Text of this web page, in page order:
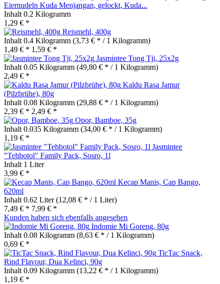
Eiernudeln Kuda Menjangan, gelockt, Kuda...
Inhalt 0.2 Kilogramm
1,29 € *
Reismehl, 400g
Inhalt 0.4 Kilogramm (3,73 € * / 1 Kilogramm)
1,49 € * 1,59 € *
Jasmintee Tong Tji, 25x2g
Inhalt 0.05 Kilogramm (49,80 € * / 1 Kilogramm)
2,49 € *
Kaldu Rasa Jamur
(Pilzbrühe), 80g
Inhalt 0.08 Kilogramm (29,88 € * / 1 Kilogramm)
2,39 € * 2,49 € *
Opor, Bamboe, 35g
Inhalt 0.035 Kilogramm (34,00 € * / 1 Kilogramm)
1,19 € *
Jasmintee
"Tehbotol" Family Pack, Sosro, 1l
Inhalt 1 Liter
3,99 € *
Kecap Manis, Cap Bango,
620ml
Inhalt 0.62 Liter(12,08 € * / 1 Liter)
7,49 € * 7,99 € *
Kunden haben sich ebenfalls angesehen
Indomie Mi Goreng, 80g
Inhalt 0.08 Kilogramm (8,63 € * / 1 Kilogramm)
0,69 € *
TicTac Snack,
Rind Flavour, Dua Kelinci, 90g
Inhalt 0.09 Kilogramm (13,22 € * / 1 Kilogramm)
1,19 € *